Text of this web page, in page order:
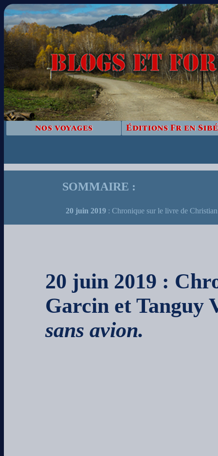
nos voyages Éditions Fr en
SOMMAIRE :
20 juin 2019 : Chronique sur le livre de
20 juin 2019 :
Garcin et Tanguy
sans avion.